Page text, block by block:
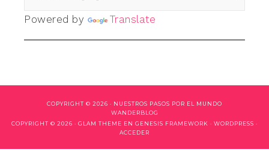
Powered by Translate
COPYRIGHT © 2026 · NUESTROS PASOS POR EL MUNDO
WANDERBLOG
COPYRIGHT © 2026 · GLAM THEME EN GENESIS FRAMEWORK · WORDPRESS ·
ACCEDER